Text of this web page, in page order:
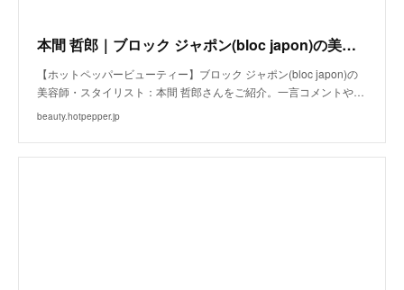
本間 哲郎｜ブロック ジャポン(bloc japon)の美容師・スタイリスト｜ホットペッパービューティー
【ホットペッパービューティー】ブロック ジャポン(bloc japon)の
美容師・スタイリスト：本間 哲郎さんをご紹介。一言コメントや…
beauty.hotpepper.jp